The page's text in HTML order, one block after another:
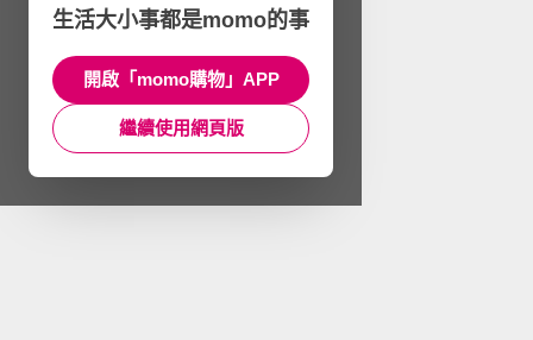
生活大小事都是momo的事
開啟「momo購物」APP
繼續使用網頁版